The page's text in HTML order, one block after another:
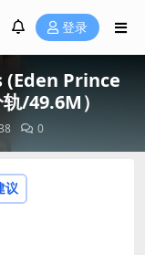
登录
Prince
/49.6M）
0
议